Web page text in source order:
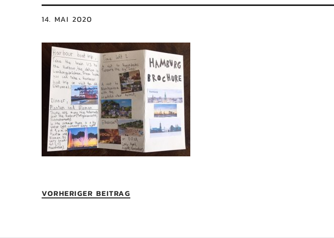
14. MAI 2020
VORHERIGER BEITRAG